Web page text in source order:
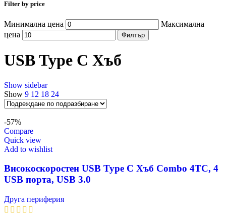
Filter by price
Минимална цена
Максимална
цена
Филтър
USB Type C Хъб
Show sidebar
Show 9 12 18 24
-57%
Compare
Quick view
Add to wishlist
Високоскоростен USB Type C Хъб Combo 4TC, 4
USB порта, USB 3.0
Друга периферия